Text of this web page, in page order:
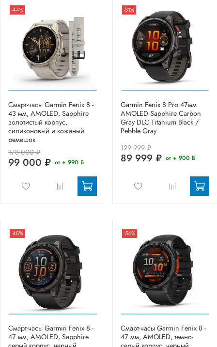
-44%
Смарт-часы Garmin Fenix 8 -
43 мм, AMOLED, Sapphire
золотистый корпус,
силиконовый и кожаный
ремешок
178 000 ₽
99 000 ₽ от + 990 Б
-31%
Garmin Fenix 8 Pro 47мм
AMOLED Sapphire Carbon
Gray DLC Titanium Black /
Pebble Gray
129 999 ₽
89 999 ₽ от + 900 Б
-48%
Смарт-часы Garmin Fenix 8 -
47 мм, AMOLED, Sapphire
-54%
Смарт-часы Garmin Fenix 8 -
47 мм, AMOLED, темно-